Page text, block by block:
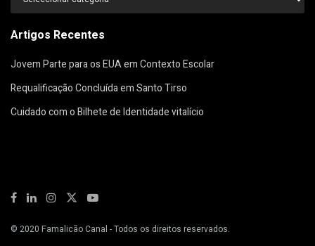
Artigos Recentes
Jovem Parte para os EUA em Contexto Escolar
Requalificação Concluída em Santo Tirso
Cuidado com o Bilhete de Identidade vitalício
© 2020 Famalicão Canal - Todos os direitos reservados.